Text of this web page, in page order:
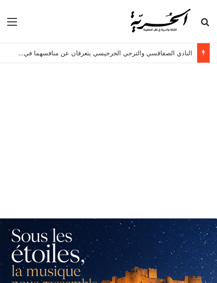
بحث عن
النادي الصفاقسي والترجي الجرجيسي يتعرفان عن منافسهما في كأس الكاف